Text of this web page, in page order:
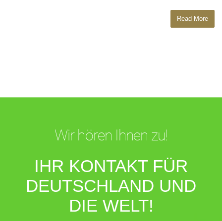
Read More
Wir hören Ihnen zu!
IHR KONTAKT FÜR
DEUTSCHLAND UND
DIE WELT!